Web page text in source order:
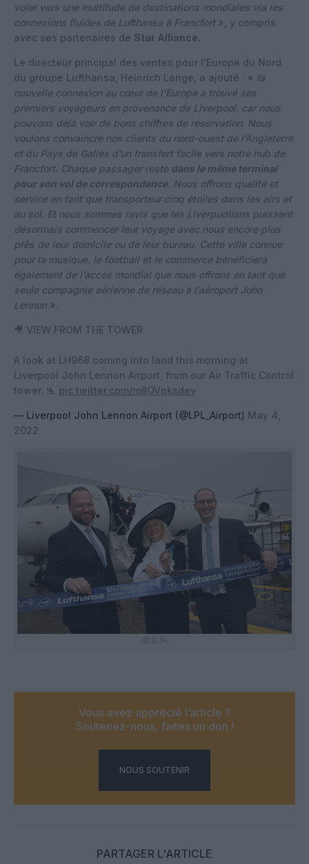
voler vers une multitude de destinations mondiales via les
connexions fluides de Lufthansa à Francfort », y compris
avec ses partenaires de Star Alliance.
Le directeur principal des ventes pour l’Europe du Nord
du groupe Lufthansa, Heinrich Lange, a ajouté : « la
nouvelle connexion au cœur de l’Europe a trouvé ses
premiers voyageurs en provenance de Liverpool, car nous
pouvons déjà voir de bons chiffres de réservation. Nous
voulons convaincre nos clients du nord-ouest de l’Angleterre
et du Pays de Galles d’un transfert facile vers notre hub de
Francfort. Chaque passager reste dans le même terminal
pour son vol de correspondance. Nous offrons qualité et
service en tant que transporteur cinq étoiles dans les airs et
au sol. Et nous sommes ravis que les Liverpudlians puissent
désormais commencer leur voyage avec nous encore plus
près de leur domicile ou de leur bureau. Cette ville connue
pour la musique, le football et le commerce bénéficiera
également de l’accès mondial que nous offrons en tant que
seule compagnie aérienne de réseau à l’aéroport John
Lennon ».
🎥 VIEW FROM THE TOWER
A look at LH968 coming into land this morning at
Liverpool John Lennon Airport, from our Air Traffic Control
tower. 🛬 pic.twitter.com/m8OVpksdey
— Liverpool John Lennon Airport (@LPL_Airport) May 4,
2022
©JLIA
Vous avez apprécié l’article ?
Soutenez-nous, faites un don !
NOUS SOUTENIR
PARTAGER L'ARTICLE